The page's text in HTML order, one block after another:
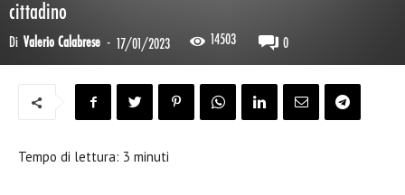
cittadino
Di Valerio Calabrese - 17/01/2023 14503 0
Tempo di lettura: 3 minuti